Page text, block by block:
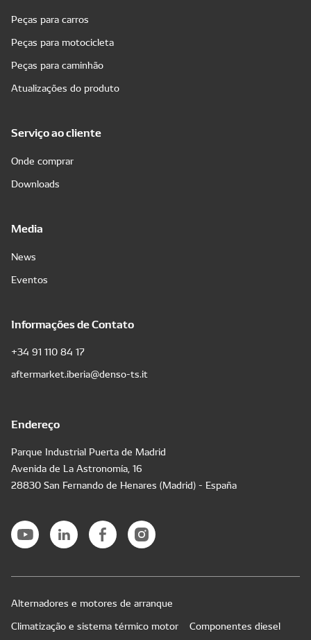
Peças para carros
Peças para motocicleta
Peças para caminhão
Atualizações do produto
Serviço ao cliente
Onde comprar
Downloads
Media
News
Eventos
Informações de Contato
+34 91 110 84 17
aftermarket.iberia@denso-ts.it
Endereço
Parque Industrial Puerta de Madrid
Avenida de La Astronomía, 16
28830 San Fernando de Henares (Madrid) - España
Alternadores e motores de arranque
Climatização e sistema térmico motor
Componentes diesel